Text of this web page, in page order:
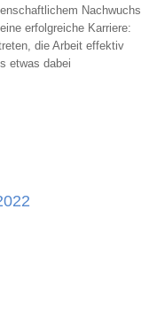
Nachwuchs
erfolgreiche Karriere:
die Arbeit effektiv
etwas dabei